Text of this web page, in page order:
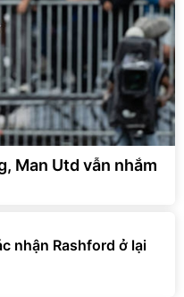
Man Utd vẫn nhắm
nhận Rashford ở lại